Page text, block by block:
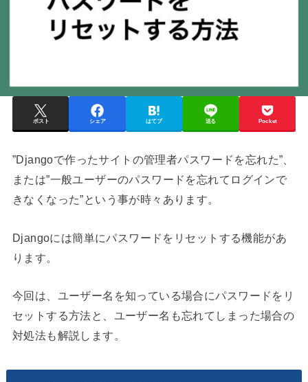
ポスト シェア はてブ 送る Pocket
”Djangoで作ったサイトの管理者パスワードを忘れた”、
または”一般ユーザーのパスワードを忘れてログインで
きなくなった”という事が時々あります。
Djangoには簡単にパスワードをリセットする機能があ
ります。
今回は、ユーザー名を知っている場合にパスワードをリ
セットする方法と、ユーザー名も忘れてしまった場合の
対処法も解説します。